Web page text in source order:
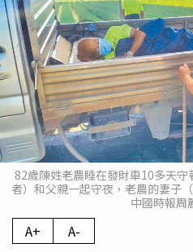
82歲陳姓老農睡在發財車10多天
者）和父親一起守夜，老農的妻子
中國時報周
A+ A-